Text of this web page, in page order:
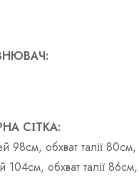
СІТКА:
98см, обхват талії
104см, обхват талії